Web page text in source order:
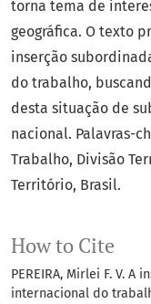
How to Cite
PEREIRA, Mirlei F. V.
internacional do
torna tema de
geográfica. O texto
inserção
do trabalho,
desta situação de
nacional. Palavras-
Trabalho, Divisão
Território, Brasil.